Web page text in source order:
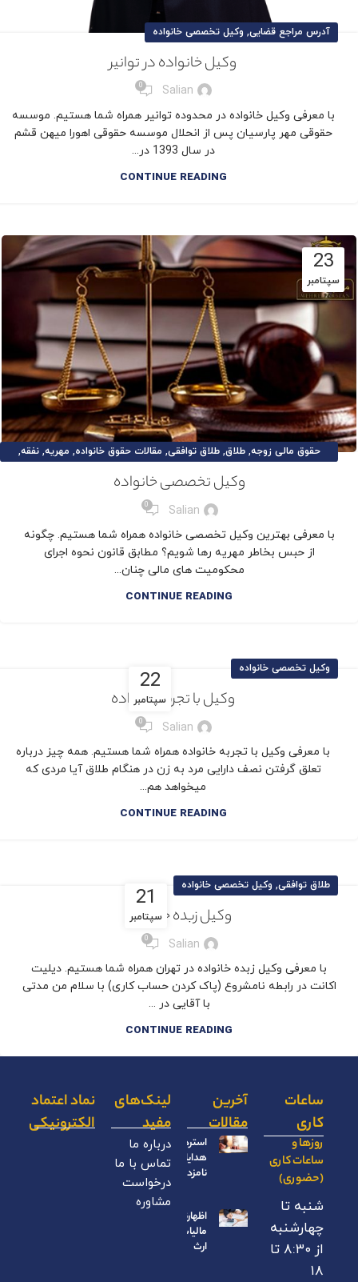
آدرس مراجع قضایی, وکیل تخصصی خانواده
وکیل خانواده در توانیر
Salian
0
با معرفی وکیل خانواده در محدوده توانیر همراه شما هستیم. موسسه
حقوقی مهر پارسیان پس از انحلال موسسه حقوقی اهورا میهن قشم
در سال 1393 در...
CONTINUE READING
23
سپتامبر
حقوق مالی زوجه,طلاق,طلاق توافقی, مقالات حقوق خانواده, مهریه,نفقه,
وکیل تخصصی خانواده
Salian
0
با معرفی بهترین وکیل تخصصی خانواده همراه شما هستیم. چگونه
از حبس بخاطر مهریه رها شویم؟ مطابق قانون نحوه‌ اجرای
محکومیت‌ های مالی چنان...
CONTINUE READING
22
سپتامبر
وکیل تخصصی خانواده
وکیل با تجربه خانواده
Salian
0
با معرفی وکیل با تجربه خانواده همراه شما هستیم. همه چیز درباره
تعلق گرفتن نصف دارایی مرد به زن در هنگام طلاق آیا مردی که
میخواهد هم...
CONTINUE READING
21
سپتامبر
طلاق توافقی, وکیل تخصصی خانواده
وکیل زبده خانواده
Salian
0
با معرفی وکیل زبده خانواده در تهران همراه شما هستیم. دیلیت
اکانت در رابطه نامشروع (پاک کردن حساب کاری) با سلام من مدتی
با آقایی در ...
CONTINUE READING
ساعات
کاری
روزها و
ساعات کاری
(حضوری)
شنبه تا
چهارشنبه
از ۸:۳۰ تا
۱۸
آخرین
مقالات
استرداد
هدایای
نامزدی
اظهارنامه
مالیات بر
ارث
لینک‌های
مفید
درباره ما
تماس با ما
درخواست
مشاوره
نماد اعتماد
الکترونیکی